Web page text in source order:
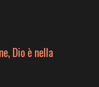
Dio è nella